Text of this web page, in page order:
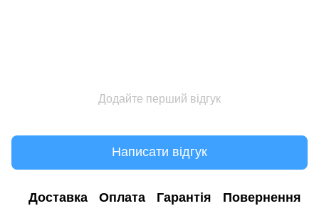
Додайте перший відгук
Написати відгук
Доставка Оплата Гарантія Повернення